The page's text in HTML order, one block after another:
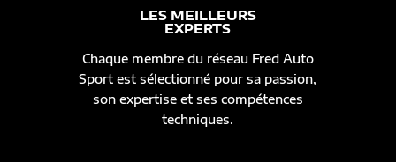
LES MEILLEURS
EXPERTS
Chaque membre du réseau Fred Auto
Sport est sélectionné pour sa passion,
son expertise et ses compétences
techniques.